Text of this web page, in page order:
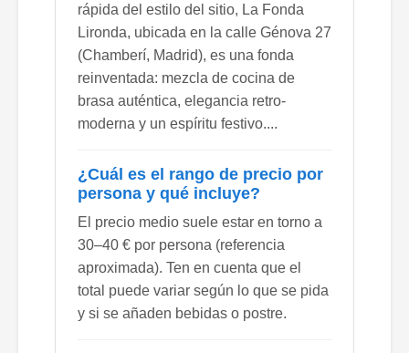
rápida del estilo del sitio, La Fonda
Lironda, ubicada en la calle Génova 27
(Chamberí, Madrid), es una fonda
reinventada: mezcla de cocina de
brasa auténtica, elegancia retro-
moderna y un espíritu festivo....
¿Cuál es el rango de precio por
persona y qué incluye?
El precio medio suele estar en torno a
30–40 € por persona (referencia
aproximada). Ten en cuenta que el
total puede variar según lo que se pida
y si se añaden bebidas o postre.